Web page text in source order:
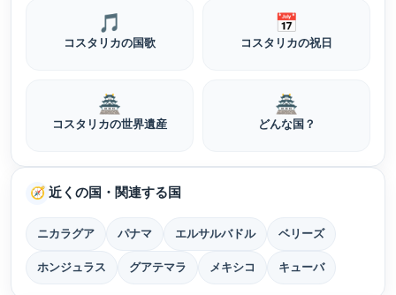
🎵
コスタリカの国歌
📅
コスタリカの祝日
🏯
コスタリカの世界遺産
🏯
どんな国？
🧭 近くの国・関連する国
ニカラグア パナマ エルサルバドル ベリーズ
ホンジュラス グアテマラ メキシコ キューバ